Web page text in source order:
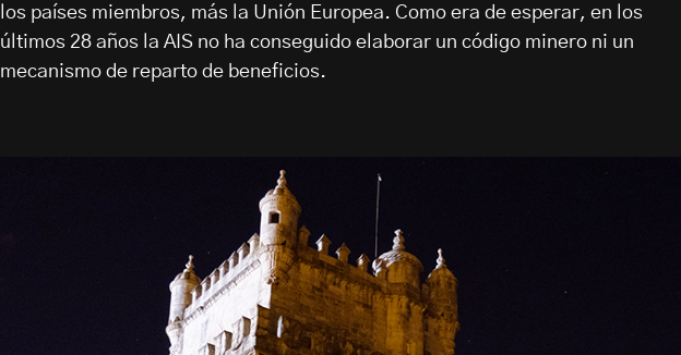
los países miembros, más la Unión Europea. Como era de esperar, en los
últimos 28 años la AIS no ha conseguido elaborar un código minero ni un
mecanismo de reparto de beneficios.